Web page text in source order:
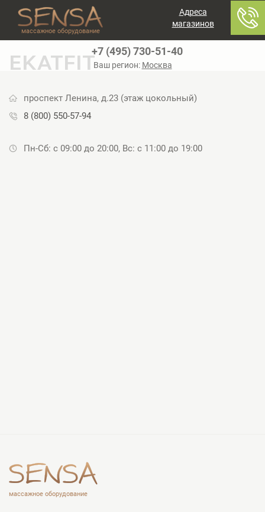
массажное оборудование
Адреса
магазинов
+7 (495) 730-51-40
Ваш регион: Москва
EKATFIT
проспект Ленина, д.23 (этаж цокольный)
8 (800) 550-57-94
Пн-Сб: с 09:00 до 20:00, Вс: с 11:00 до 19:00
массажное оборудование